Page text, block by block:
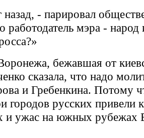
- парировал
мэра - народ
бежавшая от
сказала, что надо
и Гребенкина. Потому
городов русских привели
и ужас на южных рубежах